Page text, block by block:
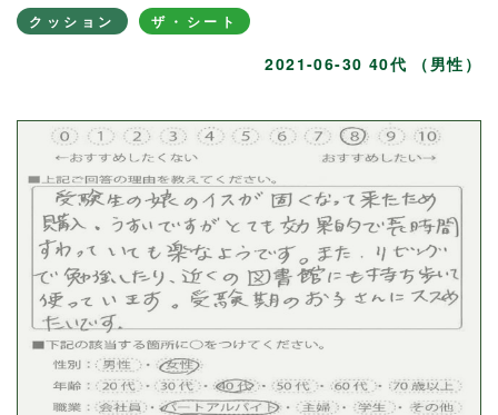
クッション ザ・シート
2021-06-30 40代 （男性）